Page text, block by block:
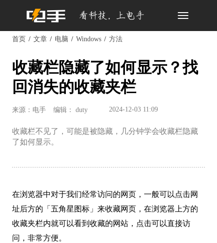
Toggle
首页 文章 电脑 Windows 方法
收藏栏隐藏了如何显示？找
回消失的收藏夹栏
来源：电手 编辑： duty 2024-12-03 11:09
收藏栏不见了，可能是被隐藏，几分钟学会收藏栏隐藏
了如何显示。
在浏览器中对于我们经常访问的网页，一般可以点击网
址后方的「五角星图标」来收藏网页，在浏览器上方的
收藏夹栏内就可以看到收藏的网站，点击可以直接访
问，非常方便。